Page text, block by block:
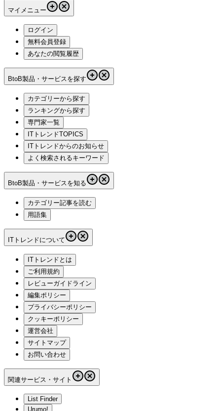
マイメニュー
ログイン
無料会員登録
あなたの閲覧履歴
BtoB製品・サービスを探す
カテゴリーから探す
ランキングから探す
専門家一覧
ITトレンドTOPICS
ITトレンドからのお知らせ
よく検索されるキーワード
BtoB製品・サービスを知る
カテゴリー記事を読む
用語集
ITトレンドについて
ITトレンドとは
ご利用規約
レビューガイドライン
編集ポリシー
プライバシーポリシー
クッキーポリシー
運営会社
サイトマップ
お問い合わせ
関連サービス・サイト
List Finder
Urumo!